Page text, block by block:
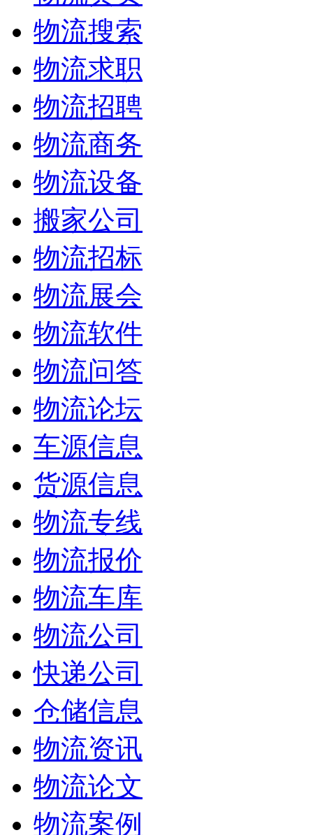
物流搜索
物流求职
物流招聘
物流商务
物流设备
搬家公司
物流招标
物流展会
物流软件
物流问答
物流论坛
车源信息
货源信息
物流专线
物流报价
物流车库
物流公司
快递公司
仓储信息
物流资讯
物流论文
物流案例